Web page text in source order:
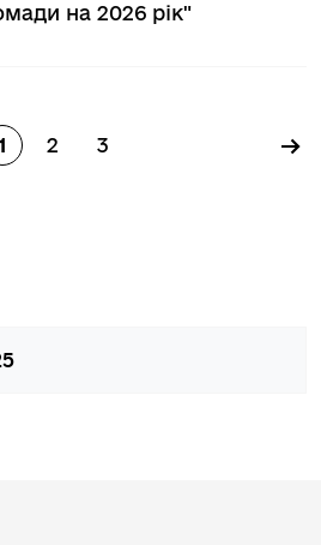
на 2026 рік"
Сторінка
Сторінка
2
Сторінка
3 →